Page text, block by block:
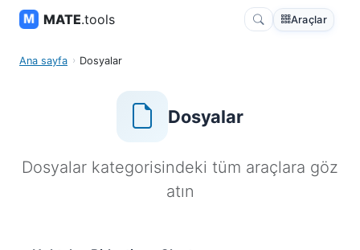
MATE.tools Araçlar
Ana sayfa Dosyalar
Dosyalar
Dosyalar kategorisindeki tüm araçlara göz
atın